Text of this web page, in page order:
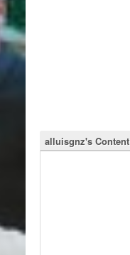
alluisgnz's Content